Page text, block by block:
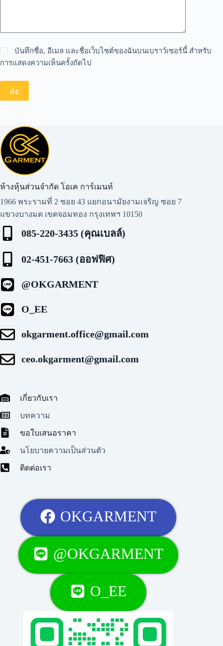
บันทึกชื่อ, อีเมล และชื่อเว็บไซต์ของฉันบนเบราว์เซอร์นี้ สำหรับ
การแสดงความเห็นครั้งถัดไป
ส่ง
ห้างหุ้นส่วนจำกัด โอเค การ์เมนท์​
1966 พระรามที่ 2 ซอย 43 แยกอนามัยงามเจริญ ซอย 7
แขวงบางมด เขตจอมทอง กรุงเทพฯ 10150
085-220-3435 (คุณเบลล์)
02-451-7663 (ออฟฟิศ)
@OKGARMENT
O_EE
okgarment.office@gmail.com
ceo.okgarment@gmail.com
เกี่ยวกับเรา
บทความ
ขอใบเสนอราคา
นโยบายความเป็นส่วนตัว
ติดต่อเรา
OKGARMENT
@OKGARMENT
O_EE